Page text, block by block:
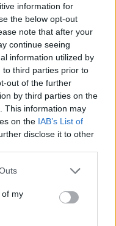
information for
the below opt-out
note that after your
continue seeing
information utilized by
to third parties prior to
out of the further
by third parties on the
This information may
on the IAB’s List of
disclose it to other
one or more Google
You may click to
its third-party tags to
in below Google
of my
questa meraviglia
addio alla fatica